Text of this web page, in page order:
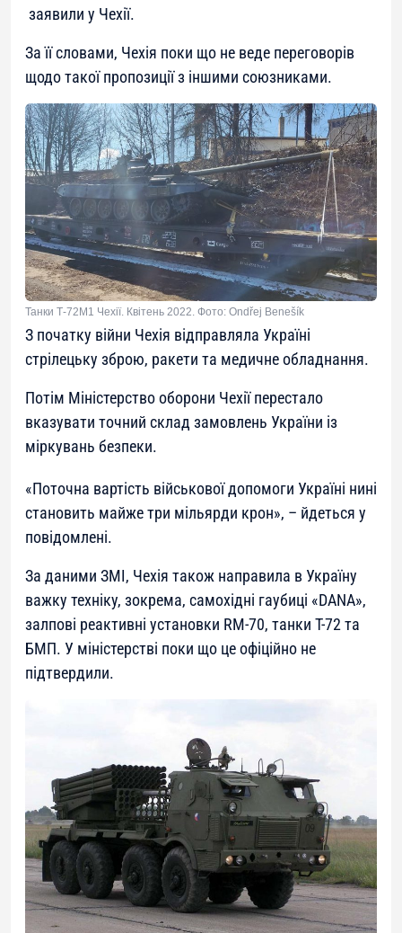
заявили у Чехії.
За її словами, Чехія поки що не веде переговорів
щодо такої пропозиції з іншими союзниками.
Танки Т-72М1 Чехії. Квітень 2022. Фото: Ondřej Benešík
З початку війни Чехія відправляла Україні
стрілецьку зброю, ракети та медичне обладнання.
Потім Міністерство оборони Чехії перестало
вказувати точний склад замовлень України із
міркувань безпеки.
«Поточна вартість військової допомоги Україні нині
становить майже три мільярди крон», – йдеться у
повідомлені.
За даними ЗМІ, Чехія також направила в Україну
важку техніку, зокрема, самохідні гаубиці «DANA»,
залпові реактивні установки RM-70, танки Т-72 та
БМП. У міністерстві поки що це офіційно не
підтвердили.